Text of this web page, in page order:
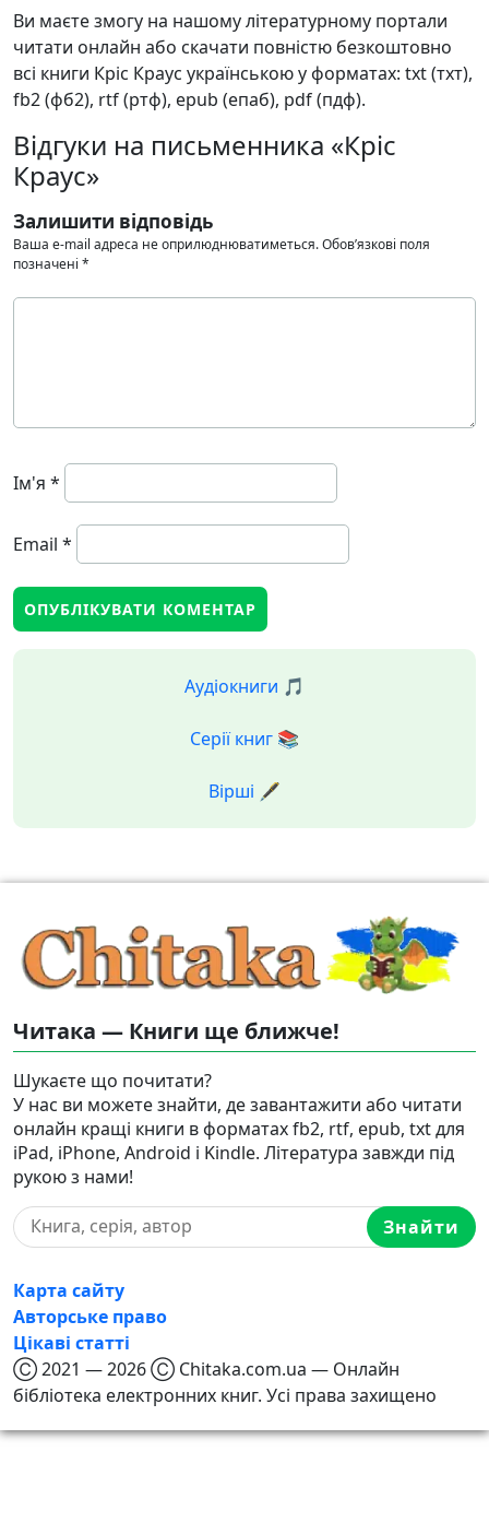
Ви маєте змогу на нашому літературному портали
читати онлайн або скачати повністю безкоштовно
всі книги Кріс Краус українською у форматах: txt (тхт),
fb2 (фб2), rtf (ртф), epub (епаб), pdf (пдф).
Відгуки на письменника «Кріс
Краус»
Залишити відповідь
Ваша e-mail адреса не оприлюднюватиметься.Обов’язкові поля
позначені *
Ім'я *
Email *
Аудіокниги 🎵
Серії книг 📚
Вірші 🖋️
Читака — Книги ще ближче!
Шукаєте що почитати?
У нас ви можете знайти, де завантажити або читати
онлайн кращі книги в форматах fb2, rtf, epub, txt для
iPad, iPhone, Android і Kindle. Література завжди під
рукою з нами!
Знайти
Карта сайту
Авторське право
Цікаві статті
Ⓒ 2021 — 2026 Ⓒ Chitaka.com.ua — Онлайн
бібліотека електронних книг. Усі права захищено